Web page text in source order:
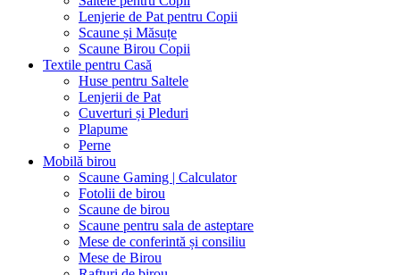
Lenjerie de Pat pentru Copii
Scaune și Măsuțe
Scaune Birou Copii
Textile pentru Casă
Huse pentru Saltele
Lenjerii de Pat
Cuverturi și Pleduri
Plapume
Perne
Mobilă birou
Scaune Gaming | Calculator
Fotolii de birou
Scaune de birou
Scaune pentru sala de asteptare
Mese de conferintă și consiliu
Mese de Birou